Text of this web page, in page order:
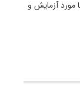
آزمایش و